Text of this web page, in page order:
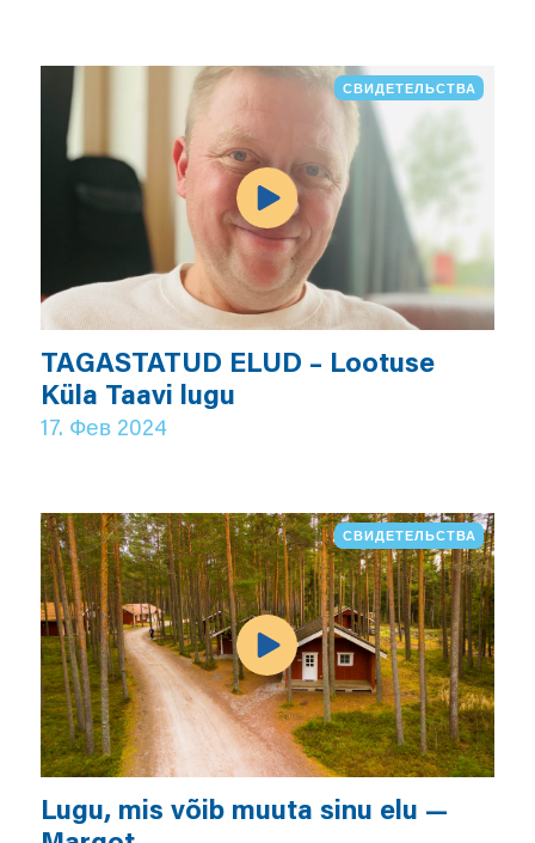
СВИДЕТЕЛЬСТВА
TAGASTATUD ELUD – Lootuse
Küla Taavi lugu
17. Фев 2024
СВИДЕТЕЛЬСТВА
Lugu, mis võib muuta sinu elu —